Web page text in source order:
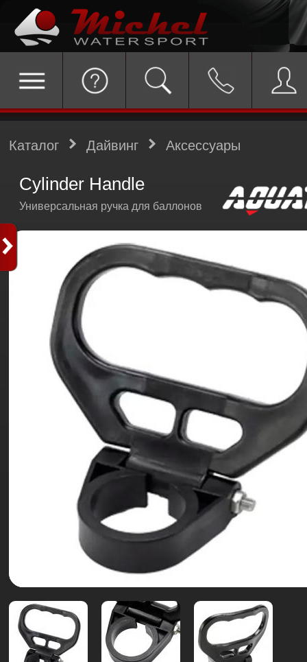
Каталог Дайвинг Аксессуары
Cylinder Handle
Универсальная ручка для баллонов